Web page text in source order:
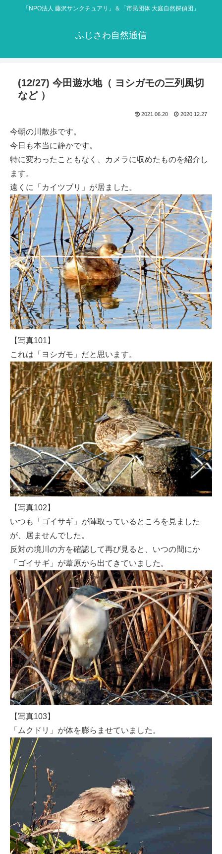
「NPO法人 藤沢サンクチュアリ」＆「市民団体 大庭自然探偵団」
ふじさわ自然通信
(12/27) 今田遊水地（ ヨシガモの三列風切
など ）
2021.06.20 2020.12.27
今朝の川散歩です。
今日も本当に静かです。
特に変わったこともなく、カメラに収めたものを紹介し
ます。
遠くに「カイツブリ」が居ました。
【写真101】
これは「ヨシガモ」だと思います。
【写真102】
いつも「ゴイサギ」が陣取っているところを見ました
が、居ませんでした。
反対の境川の方を確認して再び見ると、いつの間にか
「ゴイサギ」が葦原から出てきていました。
【写真103】
「ムクドリ」が体を膨らませていました。